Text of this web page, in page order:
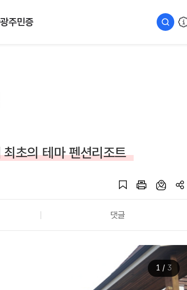
주민증
초의 테마 펜션리조트
댓글
1 / 3